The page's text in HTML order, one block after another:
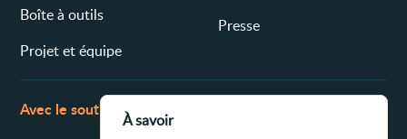
Boîte à outils
Projet et équipe
Presse
Avec le soutien de
À savoir